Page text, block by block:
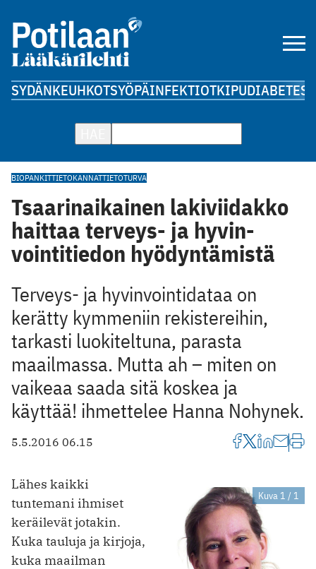
SYDÄNKEUHKOTSYÖPÄINFEKTIOTKIPUDIABETES
BIOPANKITTIETOKANNATTIETOTURVA
Tsaarinaikainen lakiviidakko
haittaa terveys- ja hyvin­
vointitiedon hyödyntämistä
Terveys- ja hyvinvointidataa on
kerätty kymmeniin rekistereihin,
tarkasti luokiteltuna, parasta
maailmassa. Mutta ah – miten on
vaikeaa saada sitä koskea ja
käyttää! ihmettelee Hanna Nohynek.
5.5.2016 06.15
Kuva 1 / 1
Lähes kaikki
tuntemani ihmiset
keräilevät jotakin.
Kuka tauluja ja kirjoja,
kuka maailman